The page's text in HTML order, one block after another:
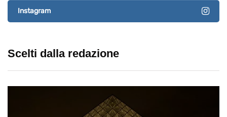
Instagram
Scelti dalla redazione